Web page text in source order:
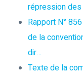
répression
Rapport N°
de la
dir…
Texte de la